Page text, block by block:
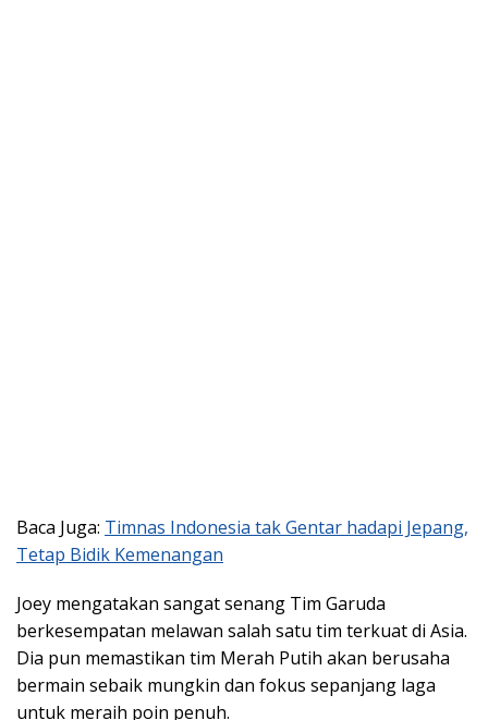
Baca Juga: Timnas Indonesia tak Gentar hadapi Jepang,
Tetap Bidik Kemenangan
Joey mengatakan sangat senang Tim Garuda
berkesempatan melawan salah satu tim terkuat di Asia.
Dia pun memastikan tim Merah Putih akan berusaha
bermain sebaik mungkin dan fokus sepanjang laga
untuk meraih poin penuh.